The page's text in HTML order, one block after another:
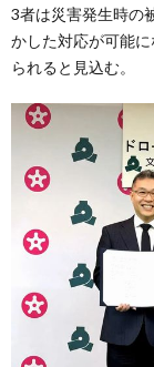
3者は災害発生時の
かした対応が可能
られると見込む。